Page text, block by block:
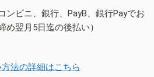
ンビニ、銀行、PayB、銀行Payでお
翌月5日迄の後払い）
法の詳細はこちら